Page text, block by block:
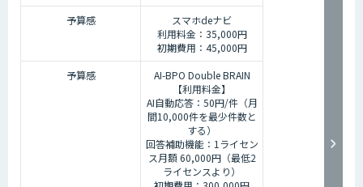
予算感
スマホdeナビ
利用料金：35,000円
初期費用：45,000円
予算感
AI-BPO Double BRAIN
【利用料金】
AI自動応答：50円/件（月
間10,000件を最少件数と
する）
回答補助機能：1ライセン
ス月額 60,000円（最低2
ライセンスより）